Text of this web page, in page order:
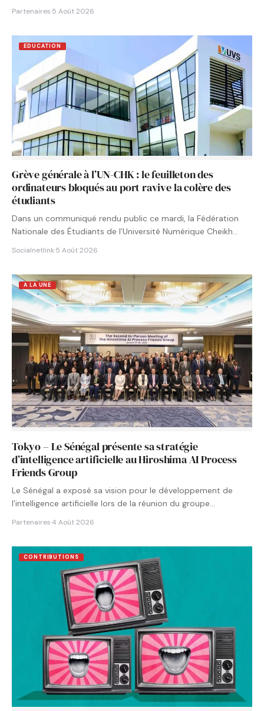
Partenaires·5 Août 2026
EDUCATION
Grève générale à l’UN-CHK : le feuilleton des
ordinateurs bloqués au port ravive la colère des
étudiants
Dans un communiqué rendu public ce mardi, la Fédération
Nationale des Étudiants de l’Université Numérique Cheikh
Socialnetlink·5 Août 2026
A LA UNE
Tokyo – Le Sénégal présente sa stratégie
d’intelligence artificielle au Hiroshima AI Process
Friends Group
Le Sénégal a exposé sa vision pour le développement de
l’intelligence artificielle lors de la réunion du groupe…
Partenaires·4 Août 2026
CONTRIBUTIONS